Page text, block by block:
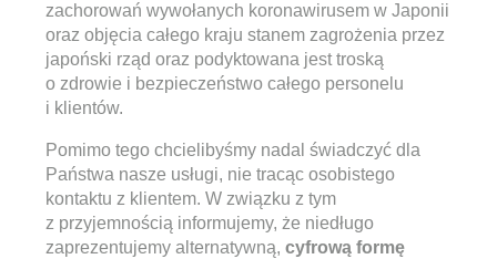
zachorowań wywołanych koronawirusem w Japonii
oraz objęcia całego kraju stanem zagrożenia przez
japoński rząd oraz podyktowana jest troską
o zdrowie i bezpieczeństwo całego personelu
i klientów.
Pomimo tego chcielibyśmy nadal świadczyć dla
Państwa nasze usługi, nie tracąc osobistego
kontaktu z klientem. W związku z tym
z przyjemnością informujemy, że niedługo
zaprezentujemy alternatywną, cyfrową formę